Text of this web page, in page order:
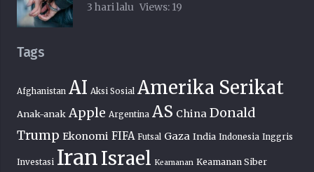
3 hari lalu Views: 19
Tags
Afghanistan AI Aksi Sosial Amerika Serikat
Anak-anak Apple Argentina AS China Donald
Trump Ekonomi FIFA Futsal Gaza India Indonesia Inggris
Investasi IranIsrael Keamanan Keamanan Siber